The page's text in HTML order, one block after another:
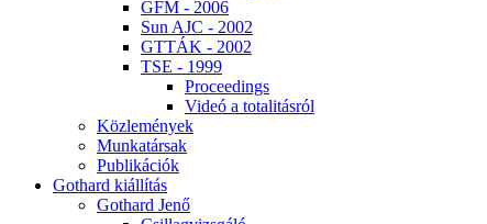
GFM - 2006
Sun AJC - 2002
GT­TÁK - 2002
TSE - 1999
Pro­ce­e­dings
Vi­deó a to­ta­li­tás­ról
Köz­le­mé­nyek
Mun­ka­tár­sak
Pub­li­ká­ci­ók
Got­hard ki­ál­lí­tás
Got­hard Je­nő